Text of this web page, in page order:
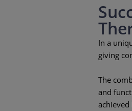
In a
giving
The
and